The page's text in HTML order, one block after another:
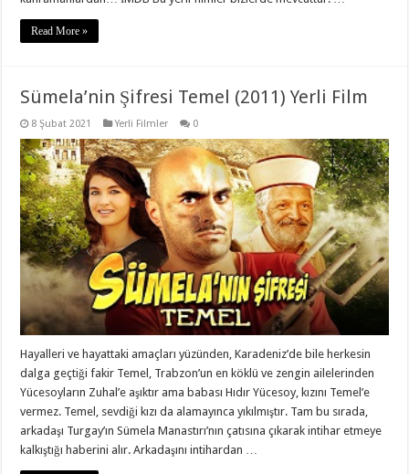
Read More »
Sümela’nin Şifresi Temel (2011) Yerli Film
8 Şubat 2021 Yerli Filmler 0
Hayalleri ve hayattaki amaçları yüzünden, Karadeniz’de bile herkesin
dalga geçtiği fakir Temel, Trabzon’un en köklü ve zengin ailelerinden
Yücesoyların Zuhal’e aşıktır ama babası Hıdır Yücesoy, kızını Temel’e
vermez. Temel, sevdiği kızı da alamayınca yıkılmıştır. Tam bu sırada,
arkadaşı Turgay’ın Sümela Manastırı’nın çatısına çıkarak intihar etmeye
kalkıştığı haberini alır. Arkadaşını intihardan …